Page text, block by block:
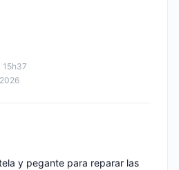
y pegante para reparar las